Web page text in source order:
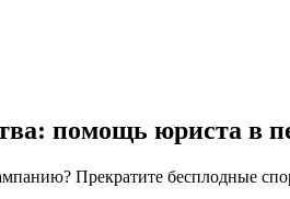
помощь юриста в
Прекратите бесплодные